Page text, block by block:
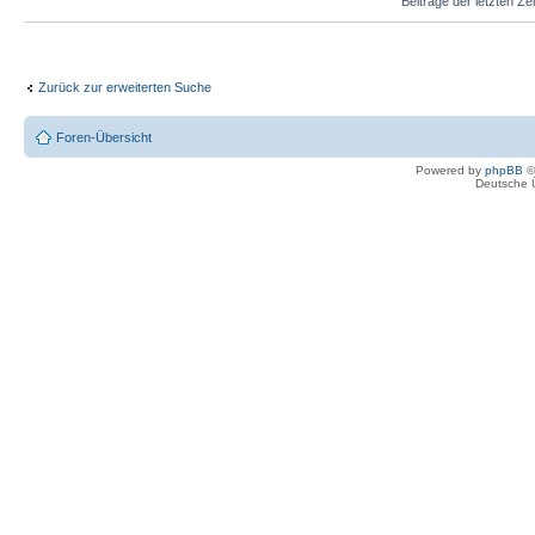
Zurück zur erweiterten Suche
Foren-Übersicht
Powered by phpBB
Deutsche